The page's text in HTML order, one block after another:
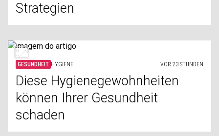
Strategien
GESUNDHEIT HYGIENE VOR 23 STUNDEN
Diese Hygienegewohnheiten
können Ihrer Gesundheit
schaden